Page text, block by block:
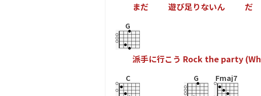
まだ 遊び足りないん だ
G
派手に行こ う Rock the party (Wh
C G Fmaj7